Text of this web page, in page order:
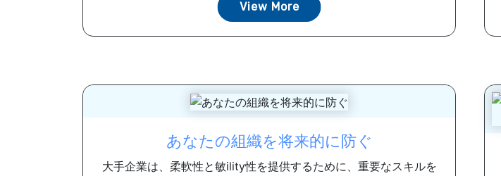
View More
あなたの組織を将来的に防ぐ
大手企業は、柔軟性と敏ility性を提供するために、重要なスキルを